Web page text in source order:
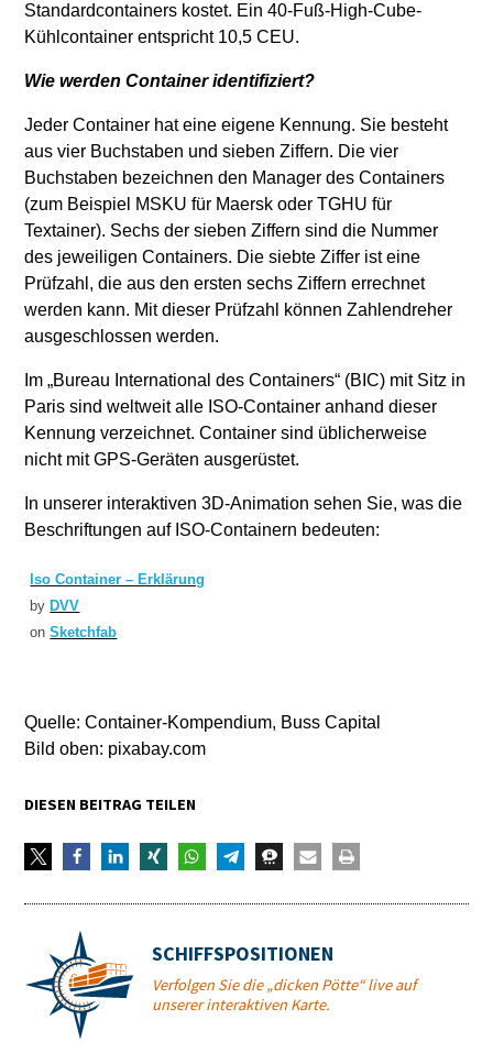
Standardcontainers kostet. Ein 40-Fuß-High-Cube-
Kühlcontainer entspricht 10,5 CEU.
Wie werden Container identifiziert?
Jeder Container hat eine eigene Kennung. Sie besteht
aus vier Buchstaben und sieben Ziffern. Die vier
Buchstaben bezeichnen den Manager des Containers
(zum Beispiel MSKU für Maersk oder TGHU für
Textainer). Sechs der sieben Ziffern sind die Nummer
des jeweiligen Containers. Die siebte Ziffer ist eine
Prüfzahl, die aus den ersten sechs Ziffern errechnet
werden kann. Mit dieser Prüfzahl können Zahlendreher
ausgeschlossen werden.
Im „Bureau International des Containers“ (BIC) mit Sitz in
Paris sind weltweit alle ISO-Container anhand dieser
Kennung verzeichnet. Container sind üblicherweise
nicht mit GPS-Geräten ausgerüstet.
In unserer interaktiven 3D-Animation sehen Sie, was die
Beschriftungen auf ISO-Containern bedeuten:
Iso Container – Erklärung
by DVV
onSketchfab
Quelle: Container-Kompendium, Buss Capital
Bild oben: pixabay.com
DIESEN BEITRAG TEILEN
SCHIFFSPOSITIONEN
Verfolgen Sie die „dicken Pötte“ live auf
unserer interaktiven Karte.